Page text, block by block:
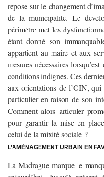
repose sur le changement
de la municipalité. Le
périmètre met les
étant donné son
appartient au maire et aux
mesures nécessaires
conditions indignes. Ces
aux orientations de l’OIN,
particulier en raison de son
Comment alors articuler
pour garantir la mise en
celui de la mixité sociale ?
L’AMÉNAGEMENT URBAIN EN
La Madrague marque le